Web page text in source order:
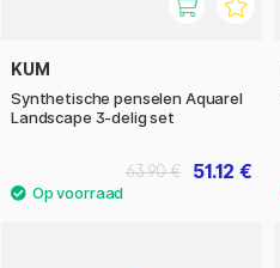
KUM
Synthetische penselen Aquarel
Landscape 3-delig set
51.12 €
63.90 €